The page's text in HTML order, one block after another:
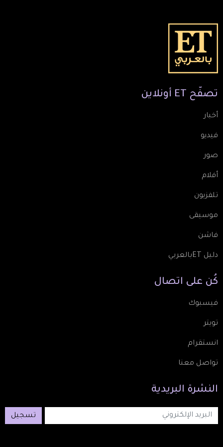
تصفّح ET أونلاين
أخبار
فيديو
صور
أفلام
تلفزيون
موسيقى
فاشن
دليل ETبالعربي
كُن على اتصال
فيسبوك
تويتر
انستقرام
تواصل معنا
النشرة البريدية
تسجيل